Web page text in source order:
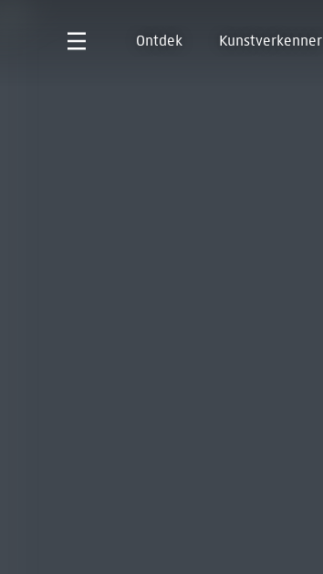
Ontdek Kunstverkenner